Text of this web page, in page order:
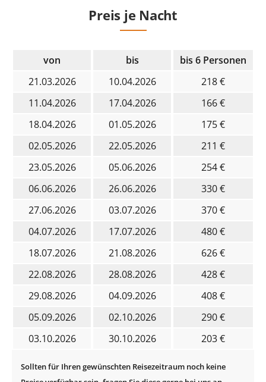
Preis je Nacht
von bis
bis 6 Personen
21.03.2026
10.04.2026
218 €
11.04.2026
17.04.2026
166 €
18.04.2026
01.05.2026
175 €
02.05.2026
22.05.2026
211 €
23.05.2026
05.06.2026
254 €
06.06.2026
26.06.2026
330 €
27.06.2026
03.07.2026
370 €
04.07.2026
17.07.2026
480 €
18.07.2026
21.08.2026
626 €
22.08.2026
28.08.2026
428 €
29.08.2026
04.09.2026
408 €
05.09.2026
02.10.2026
290 €
03.10.2026
30.10.2026 203 €